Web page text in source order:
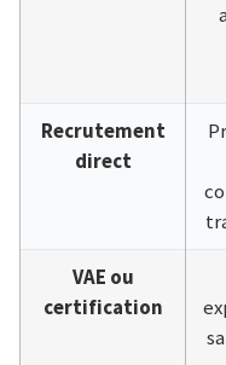
Recrutement
direct
VAE ou
certification